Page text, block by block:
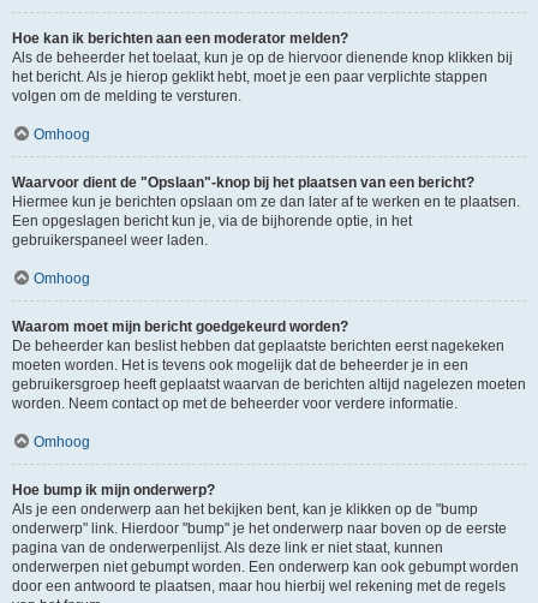
Hoe kan ik berichten aan een moderator melden?
Als de beheerder het toelaat, kun je op de hiervoor dienende knop klikken bij
het bericht. Als je hierop geklikt hebt, moet je een paar verplichte stappen
volgen om de melding te versturen.
Omhoog
Waarvoor dient de "Opslaan"-knop bij het plaatsen van een bericht?
Hiermee kun je berichten opslaan om ze dan later af te werken en te plaatsen.
Een opgeslagen bericht kun je, via de bijhorende optie, in het
gebruikerspaneel weer laden.
Omhoog
Waarom moet mijn bericht goedgekeurd worden?
De beheerder kan beslist hebben dat geplaatste berichten eerst nagekeken
moeten worden. Het is tevens ook mogelijk dat de beheerder je in een
gebruikersgroep heeft geplaatst waarvan de berichten altijd nagelezen moeten
worden. Neem contact op met de beheerder voor verdere informatie.
Omhoog
Hoe bump ik mijn onderwerp?
Als je een onderwerp aan het bekijken bent, kan je klikken op de "bump
onderwerp" link. Hierdoor "bump" je het onderwerp naar boven op de eerste
pagina van de onderwerpenlijst. Als deze link er niet staat, kunnen
onderwerpen niet gebumpt worden. Een onderwerp kan ook gebumpt worden
door een antwoord te plaatsen, maar hou hierbij wel rekening met de regels